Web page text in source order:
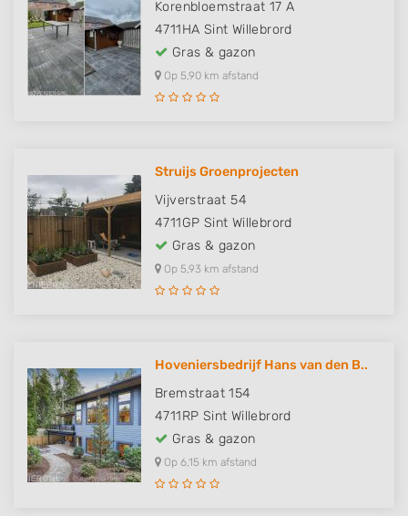
Korenbloemstraat 17 A
4711HA Sint Willebrord
Gras & gazon
Op 5,90 km afstand
Struijs Groenprojecten
Vijverstraat 54
4711GP Sint Willebrord
Gras & gazon
Op 5,93 km afstand
Hoveniersbedrijf Hans van den B..
Bremstraat 154
4711RP Sint Willebrord
Gras & gazon
Op 6,15 km afstand